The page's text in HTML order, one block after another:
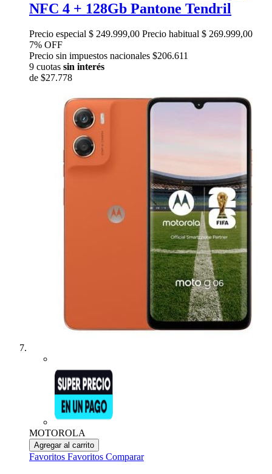
NFC 4 + 128Gb Pantone Tendril
Precio especial $ 249.999,00 Precio habitual $ 269.999,00
7% OFF
Precio sin impuestos nacionales $206.611
9 cuotas sin interés
de $27.778
MOTOROLA
Agregar al carrito
Favoritos Favoritos Comparar